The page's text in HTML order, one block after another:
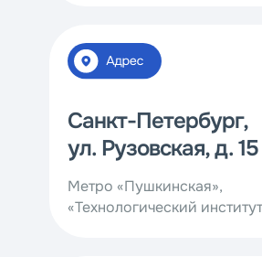
Санкт-Петербург,
ул. Рузовская, д. 15
Метро «Пушкинская»,
«Технологический